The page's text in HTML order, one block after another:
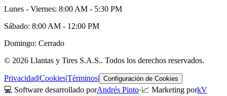
Lunes - Viernes: 8:00 AM - 5:30 PM
Sábado: 8:00 AM - 12:00 PM
Domingo: Cerrado
© 2026 Llantas y Tires S.A.S.. Todos los derechos reservados.
Privacidad|Cookies|Términos| Configuración de Cookies
💻 Software desarrollado porAndrés Pinto·📈 Marketing porkV